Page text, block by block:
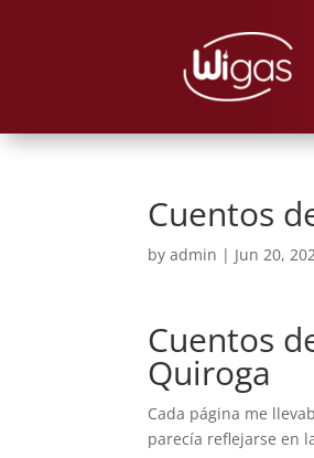
Cuentos
byadmin | Jun 20,
Cuentos
Quiroga
Cada página me
parecía reflejarse en